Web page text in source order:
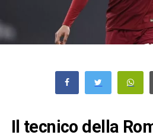
Il tecnico della